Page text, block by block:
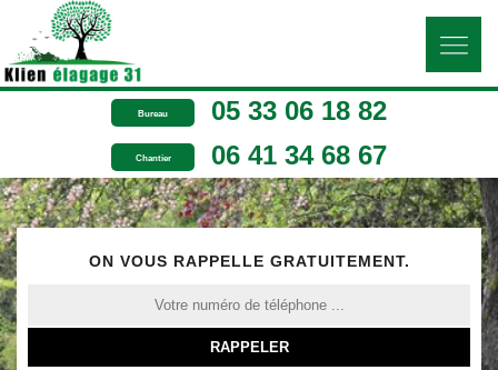
Bureau 05 33 06 18 82
Chantier 06 41 34 68 67
ON VOUS RAPPELLE GRATUITEMENT.